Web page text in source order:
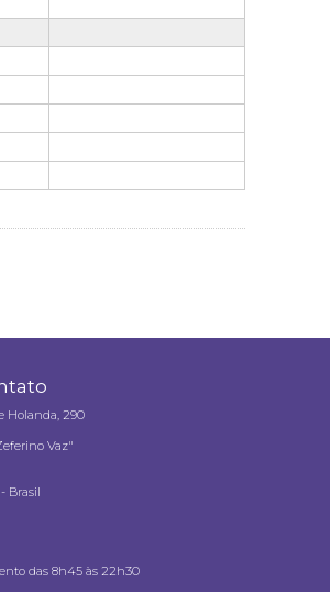
Holanda, 290
Vaz"
Brasil
das 8h45 às 22h30